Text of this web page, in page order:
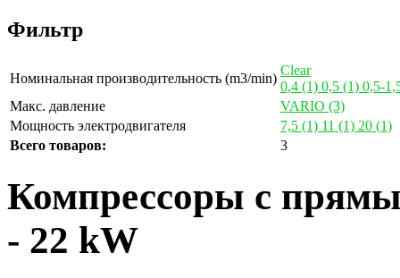
Фильтр
Номинальная производительность (m3/min)
Clear
0,4 (1) 0,5 (1) 0,5-
Макс. давление
VARIO (3)
Мощность электродвигателя
7,5 (1) 11 (1) 20 (1)
Всего товаров:
3
Компрессоры с
- 22 kW